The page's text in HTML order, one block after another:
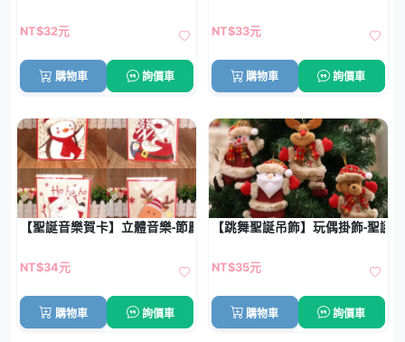
NT$32元
購物車 詢價車
NT$33元
購物車 詢價車
【聖誕音樂賀卡】立體音樂-節慶祝福創意卡片
NT$34元
購物車 詢價車
【跳舞聖誕吊飾】玩偶掛飾-聖誕
NT$35元
購物車 詢價車